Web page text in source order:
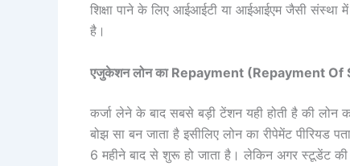
शिक्षा पाने के लिए आईआईटी या आईआईएम जैसी संस्था
है।
एजुकेशन लोन का Repayment (Repayment Of
कर्जा लेने के बाद सबसे बड़ी टेंशन यही होती है की
बोझ सा बन जाता है इसीलिए लोन का रीपेमेंट पीरियड
6 महीने बाद से शुरू हो जाता है। लेकिन अगर स्टूडेंट की